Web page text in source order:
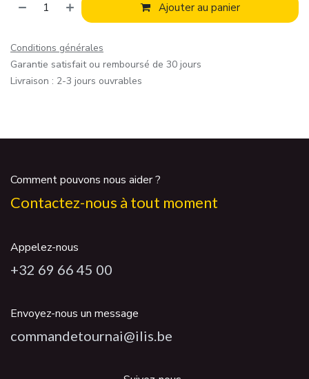
Ajouter au panier
Conditions générales
Garantie satisfait ou remboursé de 30 jours
Livraison : 2-3 jours ouvrables
Comment pouvons nous aider ?
Contactez-nous à tout moment
Appelez-nous
+32 69 66 45 00
Envoyez-nous un message
commandetournai@ilis.be